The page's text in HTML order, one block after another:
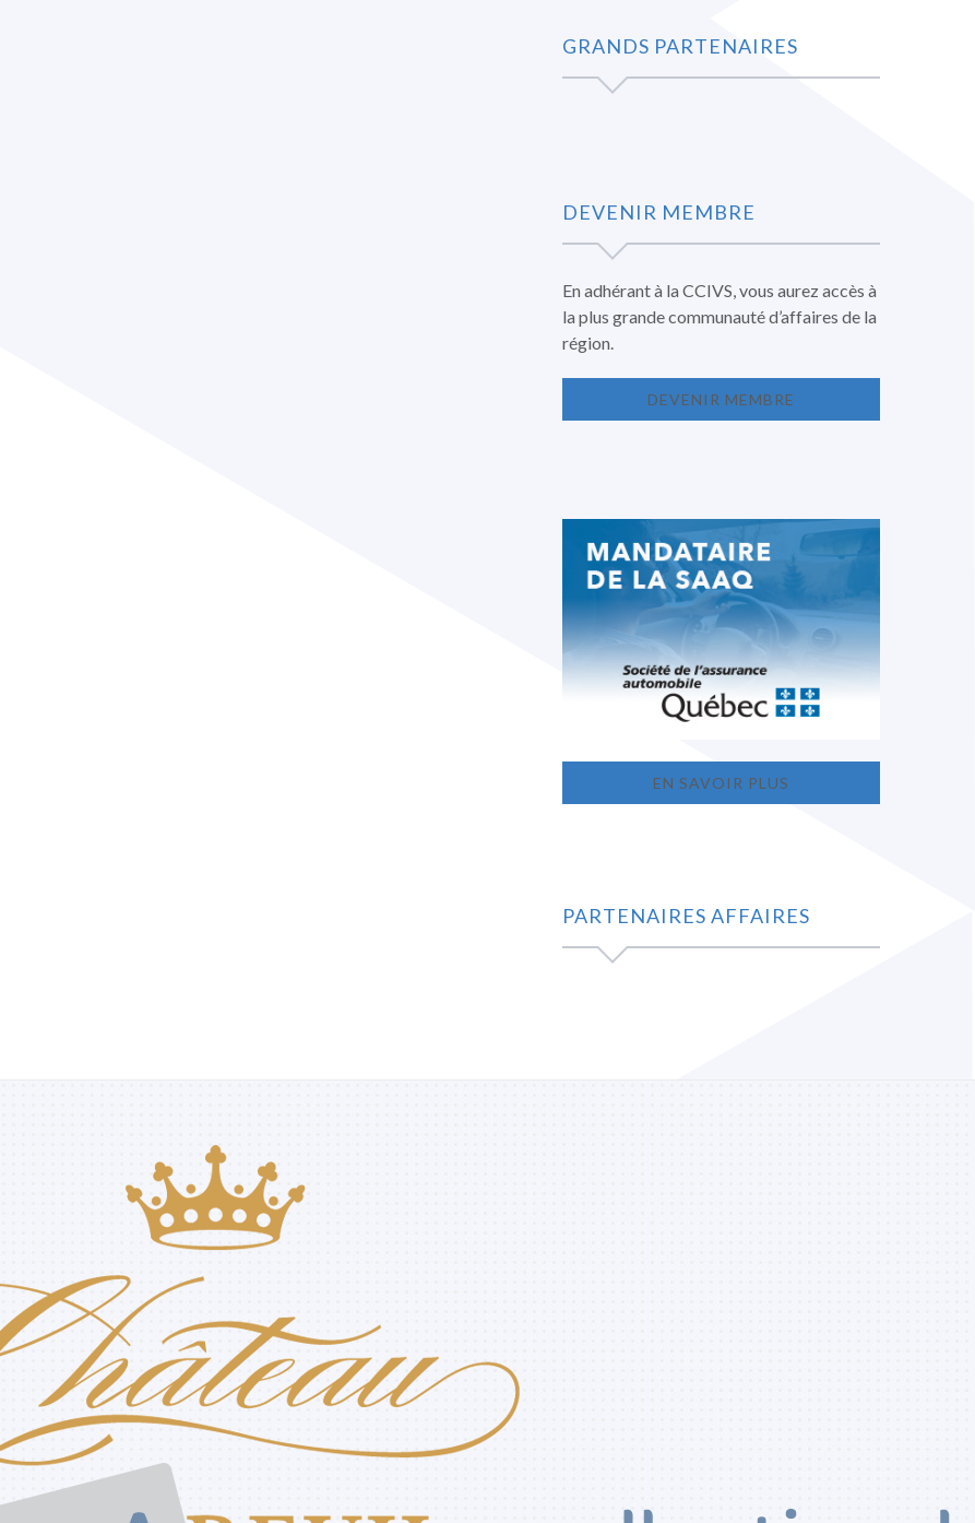
GRANDS PARTENAIRES
DEVENIR MEMBRE
En adhérant à la CCIVS, vous aurez accès à
la plus grande communauté d’affaires de la
région.
DEVENIR MEMBRE
EN SAVOIR PLUS
PARTENAIRES AFFAIRES